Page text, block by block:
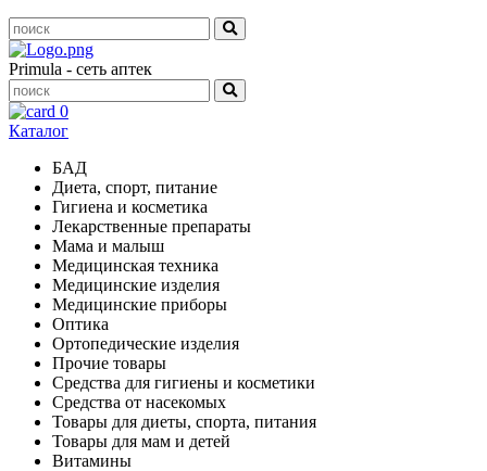
Primula - сеть аптек
0
Каталог
БАД
Диета, спорт, питание
Гигиена и косметика
Лекарственные препараты
Мама и малыш
Медицинская техника
Медицинские изделия
Медицинские приборы
Оптика
Ортопедические изделия
Прочие товары
Средства для гигиены и косметики
Средства от насекомых
Товары для диеты, спорта, питания
Товары для мам и детей
Витамины